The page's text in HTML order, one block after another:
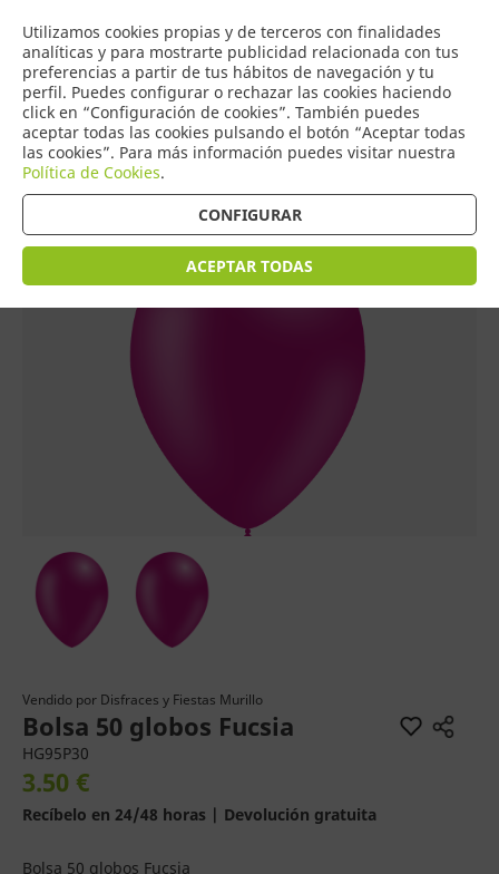
Utilizamos cookies propias y de terceros con finalidades
analíticas y para mostrarte publicidad relacionada con tus
preferencias a partir de tus hábitos de navegación y tu
perfil. Puedes configurar o rechazar las cookies haciendo
click en “Configuración de cookies”. También puedes
aceptar todas las cookies pulsando el botón “Aceptar todas
las cookies”. Para más información puedes visitar nuestra
Política de Cookies.
CONFIGURAR
ACEPTAR TODAS
0
COMERCIO
DE TORRIJOS
Tienda > Globos
Vendido por Disfraces y Fiestas Murillo
Bolsa 50 globos Fucsia
HG95P30
3.50 €
Recíbelo en 24/48 horas | Devolución gratuita
Bolsa 50 globos Fucsia